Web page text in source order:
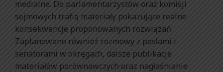
medialne. Do parlamentarzystów oraz komisji
sejmowych trafią materiały pokazujące realne
konsekwencje proponowanych rozwiązań.
Zaplanowano również rozmowy z posłami i
senatorami w okręgach, dalsze publikacje
materiałów porównawczych oraz nagłaśnianie